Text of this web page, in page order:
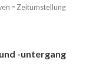
= Zeitumstellung
-untergang